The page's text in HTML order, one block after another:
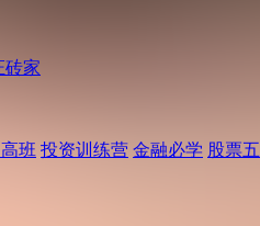
砖家
班 投资训练营 金融必学 股票